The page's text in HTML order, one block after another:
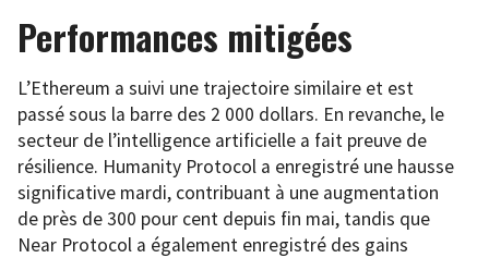
Performances mitigées
L’Ethereum a suivi une trajectoire similaire et est
passé sous la barre des 2 000 dollars. En revanche, le
secteur de l’intelligence artificielle a fait preuve de
résilience. Humanity Protocol a enregistré une hausse
significative mardi, contribuant à une augmentation
de près de 300 pour cent depuis fin mai, tandis que
Near Protocol a également enregistré des gains